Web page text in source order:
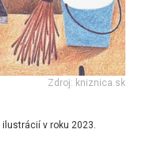
Zdroj: kniznica.sk
v roku 2023.